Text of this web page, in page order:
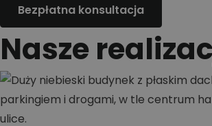
Bezpłatna konsultacja
Nasze